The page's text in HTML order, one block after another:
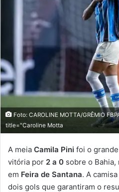
Foto: CAROLINE MOTTA/GRÊMIO
title="Caroline Motta
A meia Camila Pini foi o
vitória por 2 a 0 sobre o
em Feira de Santana. A
dois gols que garantiram o